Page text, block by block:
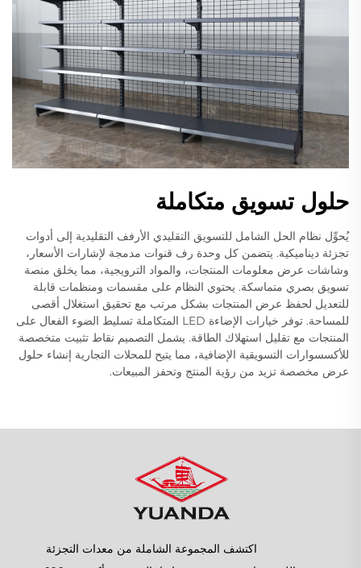
حلول تسويق متكاملة
يُحوِّل نظام الحل الشامل للتسويق التقليدي الأرفف التقليدية إلى أدوات
تجزئة ديناميكية. يتضمن كل وحدة رف قنوات مدمجة لإشارات الأسعار،
وشاشات عرض معلومات المنتجات، والمواد الترويجية، مما يخلق منصة
تسويق بصري متماسكة. يحتوي النظام على مقسمات ومنظمات قابلة
للتعديل لحفظ عرض المنتجات بشكل مرتب مع تحقيق استغلال أقصى
للمساحة. توفر خيارات الإضاءة LED المتكاملة تسليط الضوء الفعال على
المنتجات مع تقليل استهلاك الطاقة. يشمل التصميم نقاط تثبيت متخصصة
للأكسسوارات التسويقية الإضافية، مما يتيح للمحلات التجارية إنشاء حلول
عرض مخصصة تزيد من رؤية المنتج وتحفز المبيعات.
اكتشف المجموعة الشاملة من معدات التجزئة